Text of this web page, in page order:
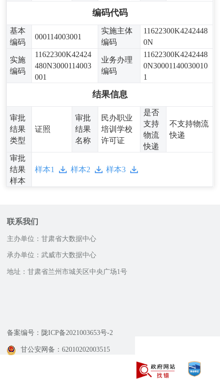
编码代码
基本
编码
000114003001
实施主体
编码
11622300K4242448
0N
实施
编码
11622300K42424
480N3000114003
001
业务办理
编码
11622300K4242448
0N30001140030010
1
结果信息
审批
结果
类型
证照
审批
结果
名称
民办职业
培训学校
许可证
是否
支持
物流
快递
不支持物流
快递
审批
结果
样本
样本1 样本2 样本3
联系我们
主办单位：甘肃省大数据中心
承办单位：武威市大数据中心
地址：甘肃省兰州市城关区中央广场1号
备案编号：陇ICP备2021003653号-2
甘公安网备：62010202003515